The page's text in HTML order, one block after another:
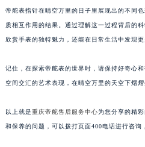
帝舵表指针在晴空万里的日子里展现出的不同
质相互作用的结果。通过理解这一过程背后的
欣赏手表的独特魅力，还能在日常生活中发现
记住，在探索帝舵表的世界时，请保持好奇心
空间交汇的艺术表现，在晴空万里的天空下熠熠
以上就是重庆帝舵售后服务中心为您分享的精
和保养的问题，可以拨打页面400电话进行咨询